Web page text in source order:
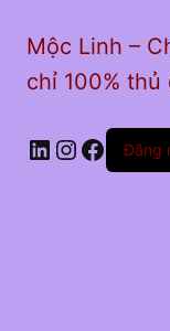
Mộc Linh –
chỉ 100% thủ
LinkedInĐăng